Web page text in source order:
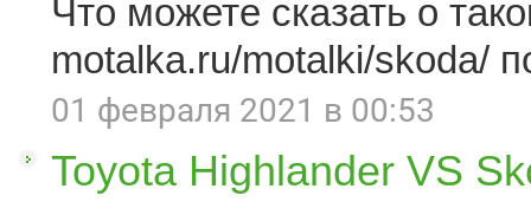
Что можете сказать о
motalka.ru/motalki/skoda/
01 февраля 2021 в 00:53
Toyota Highlander VS